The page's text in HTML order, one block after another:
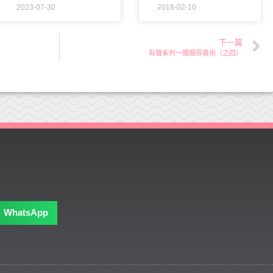
2023-07-30 2018-02-10
下一篇
有聲系列～婚姻保養術（之四）
WhatsApp